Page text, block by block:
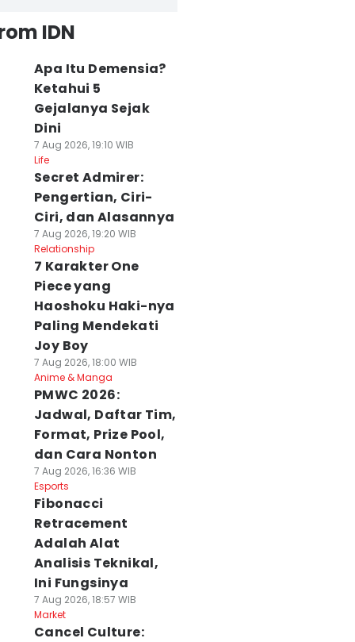
IDN
Apa Itu Demensia?
Ketahui 5
Gejalanya Sejak
Dini
7 Aug 2026, 19:10 WIB
Life
Secret Admirer:
Pengertian, Ciri-
Ciri, dan Alasannya
7 Aug 2026, 19:20 WIB
Relationship
7 Karakter One
Piece yang
Haoshoku Haki-nya
Paling Mendekati
Joy Boy
7 Aug 2026, 18:00 WIB
Anime & Manga
PMWC 2026:
Jadwal, Daftar Tim,
Format, Prize Pool,
dan Cara Nonton
7 Aug 2026, 16:36 WIB
Esports
Fibonacci
Retracement
Adalah Alat
Analisis Teknikal,
Ini Fungsinya
7 Aug 2026, 18:57 WIB
Market
Cancel Culture: